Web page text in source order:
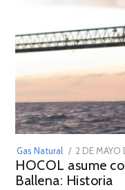
Gas Natural
POSTED
ON
2 DE MAYO
HOCOL asume
Ballena: Historia